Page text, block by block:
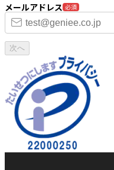
メールアドレス 必須
次へ